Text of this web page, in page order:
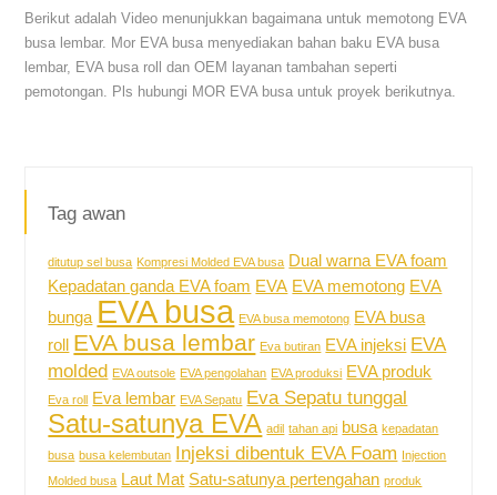
Berikut adalah Video menunjukkan bagaimana untuk memotong EVA
busa lembar. Mor EVA busa menyediakan bahan baku EVA busa
lembar, EVA busa roll dan OEM layanan tambahan seperti
pemotongan. Pls hubungi MOR EVA busa untuk proyek berikutnya.
Tag awan
ditutup sel busa Kompresi Molded EVA busa Dual warna EVA foam
Kepadatan ganda EVA foam EVA EVA memotong EVA
bunga EVA busa EVA busa memotong EVA busa
roll
EVA busa lembar Eva butiran EVA injeksi EVA
molded EVA outsole EVA pengolahan EVA produksi EVA produk
Eva roll Eva lembar EVA Sepatu Eva Sepatu tunggal
Satu-satunya EVA adil tahan api busa kepadatan
busa busa kelembutan Injeksi dibentuk EVA Foam
Injection
Molded busa Laut Mat Satu-satunya pertengahan produk